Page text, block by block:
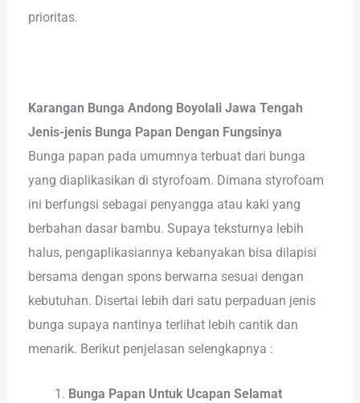
prioritas.
Karangan Bunga Andong Boyolali Jawa Tengah
Jenis-jenis Bunga Papan Dengan Fungsinya
Bunga papan pada umumnya terbuat dari bunga
yang diaplikasikan di styrofoam. Dimana styrofoam
ini berfungsi sebagai penyangga atau kaki yang
berbahan dasar bambu. Supaya teksturnya lebih
halus, pengaplikasiannya kebanyakan bisa dilapisi
bersama dengan spons berwarna sesuai dengan
kebutuhan. Disertai lebih dari satu perpaduan jenis
bunga supaya nantinya terlihat lebih cantik dan
menarik. Berikut penjelasan selengkapnya :
Bunga Papan Untuk Ucapan Selamat